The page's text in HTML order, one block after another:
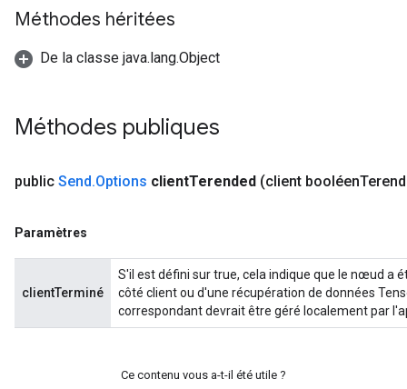
Méthodes héritées
De la classe java.lang.Object
Méthodes publiques
public Send.Options clientTerended (client booléen
Paramètres
clientTerminé
S'il est défini sur true, cela indique que le nœud a
côté client ou d'une récupération de données
correspondant devrait être géré localement par
Ce contenu vous a-t-il été utile ?